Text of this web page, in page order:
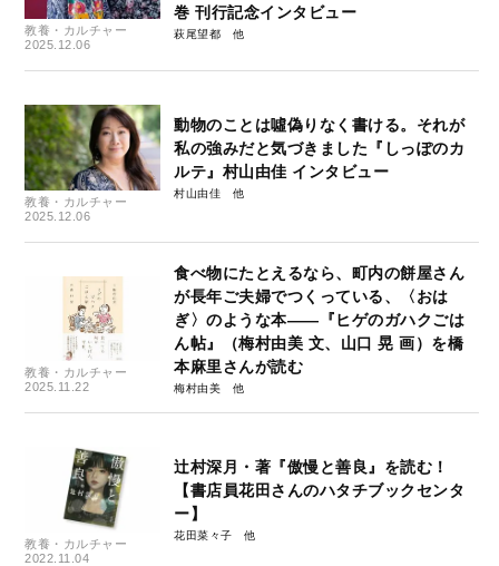
教養・カルチャー
2025.12.06
巻 刊行記念インタビュー
萩尾望都
教養・カルチャー
2025.12.06
動物のことは噓偽りなく書ける。それが
私の強みだと気づきました『しっぽのカ
ルテ』村山由佳 インタビュー
村山由佳
教養・カルチャー
2025.11.22
食べ物にたとえるなら、町内の餅屋さん
が長年ご夫婦でつくっている、〈おは
ぎ〉のような本――『ヒゲのガハクごは
ん帖』（梅村由美 文、山口 晃 画）を橋
本麻里さんが読む
梅村由美
教養・カルチャー
2022.11.04
辻村深月・著『傲慢と善良』を読む！
【書店員花田さんのハタチブックセンタ
ー】
花田菜々子